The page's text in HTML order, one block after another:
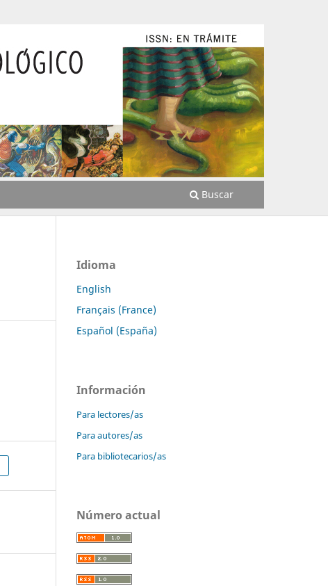
Buscar
Idioma
English
Français (France)
Español (España)
Información
Para lectores/as
Para autores/as
Para bibliotecarios/as
Número actual